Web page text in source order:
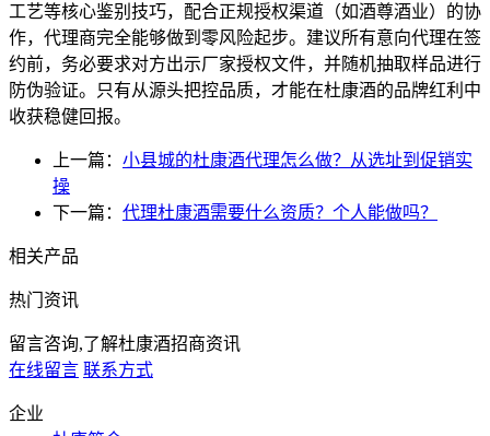
工艺等核心鉴别技巧，配合正规授权渠道（如酒尊酒业）的协
作，代理商完全能够做到零风险起步。建议所有意向代理在签
约前，务必要求对方出示厂家授权文件，并随机抽取样品进行
防伪验证。只有从源头把控品质，才能在杜康酒的品牌红利中
收获稳健回报。
上一篇： 小县城的杜康酒代理怎么做？从选址到促销实
操
下一篇： 代理杜康酒需要什么资质？个人能做吗？
相关产品
热门资讯
留言咨询,了解杜康酒招商资讯
在线留言 联系方式
企业